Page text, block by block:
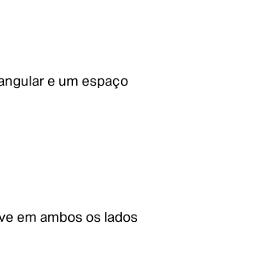
e um espaço
em ambos os lados